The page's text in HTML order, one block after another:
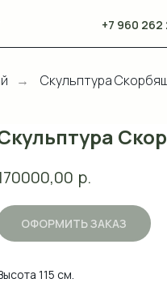
+7 960 262
→ Скульптура
р.
ОФОРМИТЬ ЗАКАЗ
115 см.